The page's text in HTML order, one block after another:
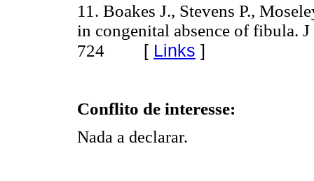
11. Boakes J., Stevens P.,
in congenital absence of fibula.
724 [ Links ]
Conflito de interesse:
Nada a declarar.